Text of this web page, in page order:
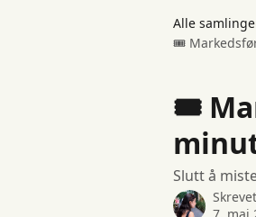
Alle
🎟
🎟
Slutt å